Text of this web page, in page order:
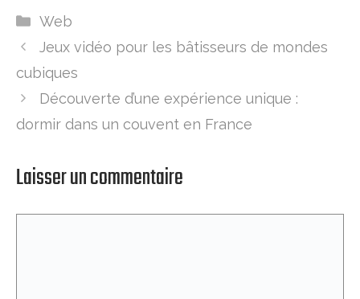
Catégories
Web
Jeux vidéo pour les bâtisseurs de mondes
cubiques
Découverte d’une expérience unique :
dormir dans un couvent en France
Laisser un commentaire